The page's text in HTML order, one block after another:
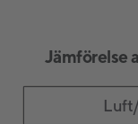
Jämförelse